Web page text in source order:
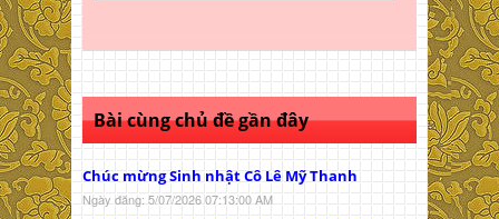
Bài cùng chủ đề gần đây
Chúc mừng Sinh nhật Cô Lê Mỹ Thanh
Ngày đăng: 5/07/2026 07:13:00 AM